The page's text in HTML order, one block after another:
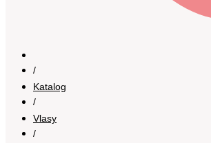
/
Katalog
/
Vlasy
/